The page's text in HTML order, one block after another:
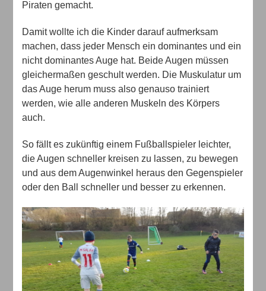
Piraten gemacht.
Damit wollte ich die Kinder darauf aufmerksam
machen, dass jeder Mensch ein dominantes und ein
nicht dominantes Auge hat. Beide Augen müssen
gleichermaßen geschult werden. Die Muskulatur um
das Auge herum muss also genauso trainiert
werden, wie alle anderen Muskeln des Körpers
auch.
So fällt es zukünftig einem Fußballspieler leichter,
die Augen schneller kreisen zu lassen, zu bewegen
und aus dem Augenwinkel heraus den Gegenspieler
oder den Ball schneller und besser zu erkennen.